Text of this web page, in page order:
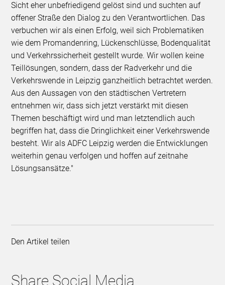
Sicht eher unbefriedigend gelöst sind und suchten auf
offener Straße den Dialog zu den Verantwortlichen. Das
verbuchen wir als einen Erfolg, weil sich Problematiken
wie dem Promandenring, Lückenschlüsse, Bodenqualität
und Verkehrssicherheit gestellt wurde. Wir wollen keine
Teillösungen, sondern, dass der Radverkehr und die
Verkehrswende in Leipzig ganzheitlich betrachtet werden.
Aus den Aussagen von den städtischen Vertretern
entnehmen wir, dass sich jetzt verstärkt mit diesen
Themen beschäftigt wird und man letztendlich auch
begriffen hat, dass die Dringlichkeit einer Verkehrswende
besteht. Wir als ADFC Leipzig werden die Entwicklungen
weiterhin genau verfolgen und hoffen auf zeitnahe
Lösungsansätze."
Den Artikel teilen
Share Social Media